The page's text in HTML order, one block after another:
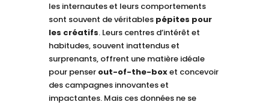
les internautes et leurs comportements
sont souvent de véritables pépites pour
les créatifs. Leurs centres d’intérêt et
habitudes, souvent inattendus et
surprenants, offrent une matière idéale
pour penser out-of-the-boxet concevoir
des campagnes innovantes et
impactantes. Mais ces données ne se